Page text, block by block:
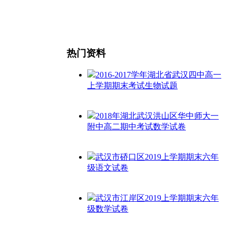
热门资料
2016-2017学年湖北省武汉四中高一
上学期期末考试生物试题
2018年湖北武汉洪山区华中师大一
附中高二期中考试数学试卷
武汉市硚口区2019上学期期末六年
级语文试卷
武汉市江岸区2019上学期期末六年
级数学试卷